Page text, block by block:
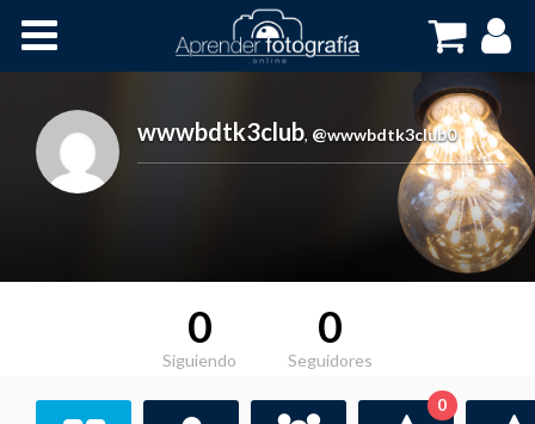
Cursos OnLine
wwwbdtk3club, @wwwbdtk3club0
0
Siguiendo
0
Seguidores
0